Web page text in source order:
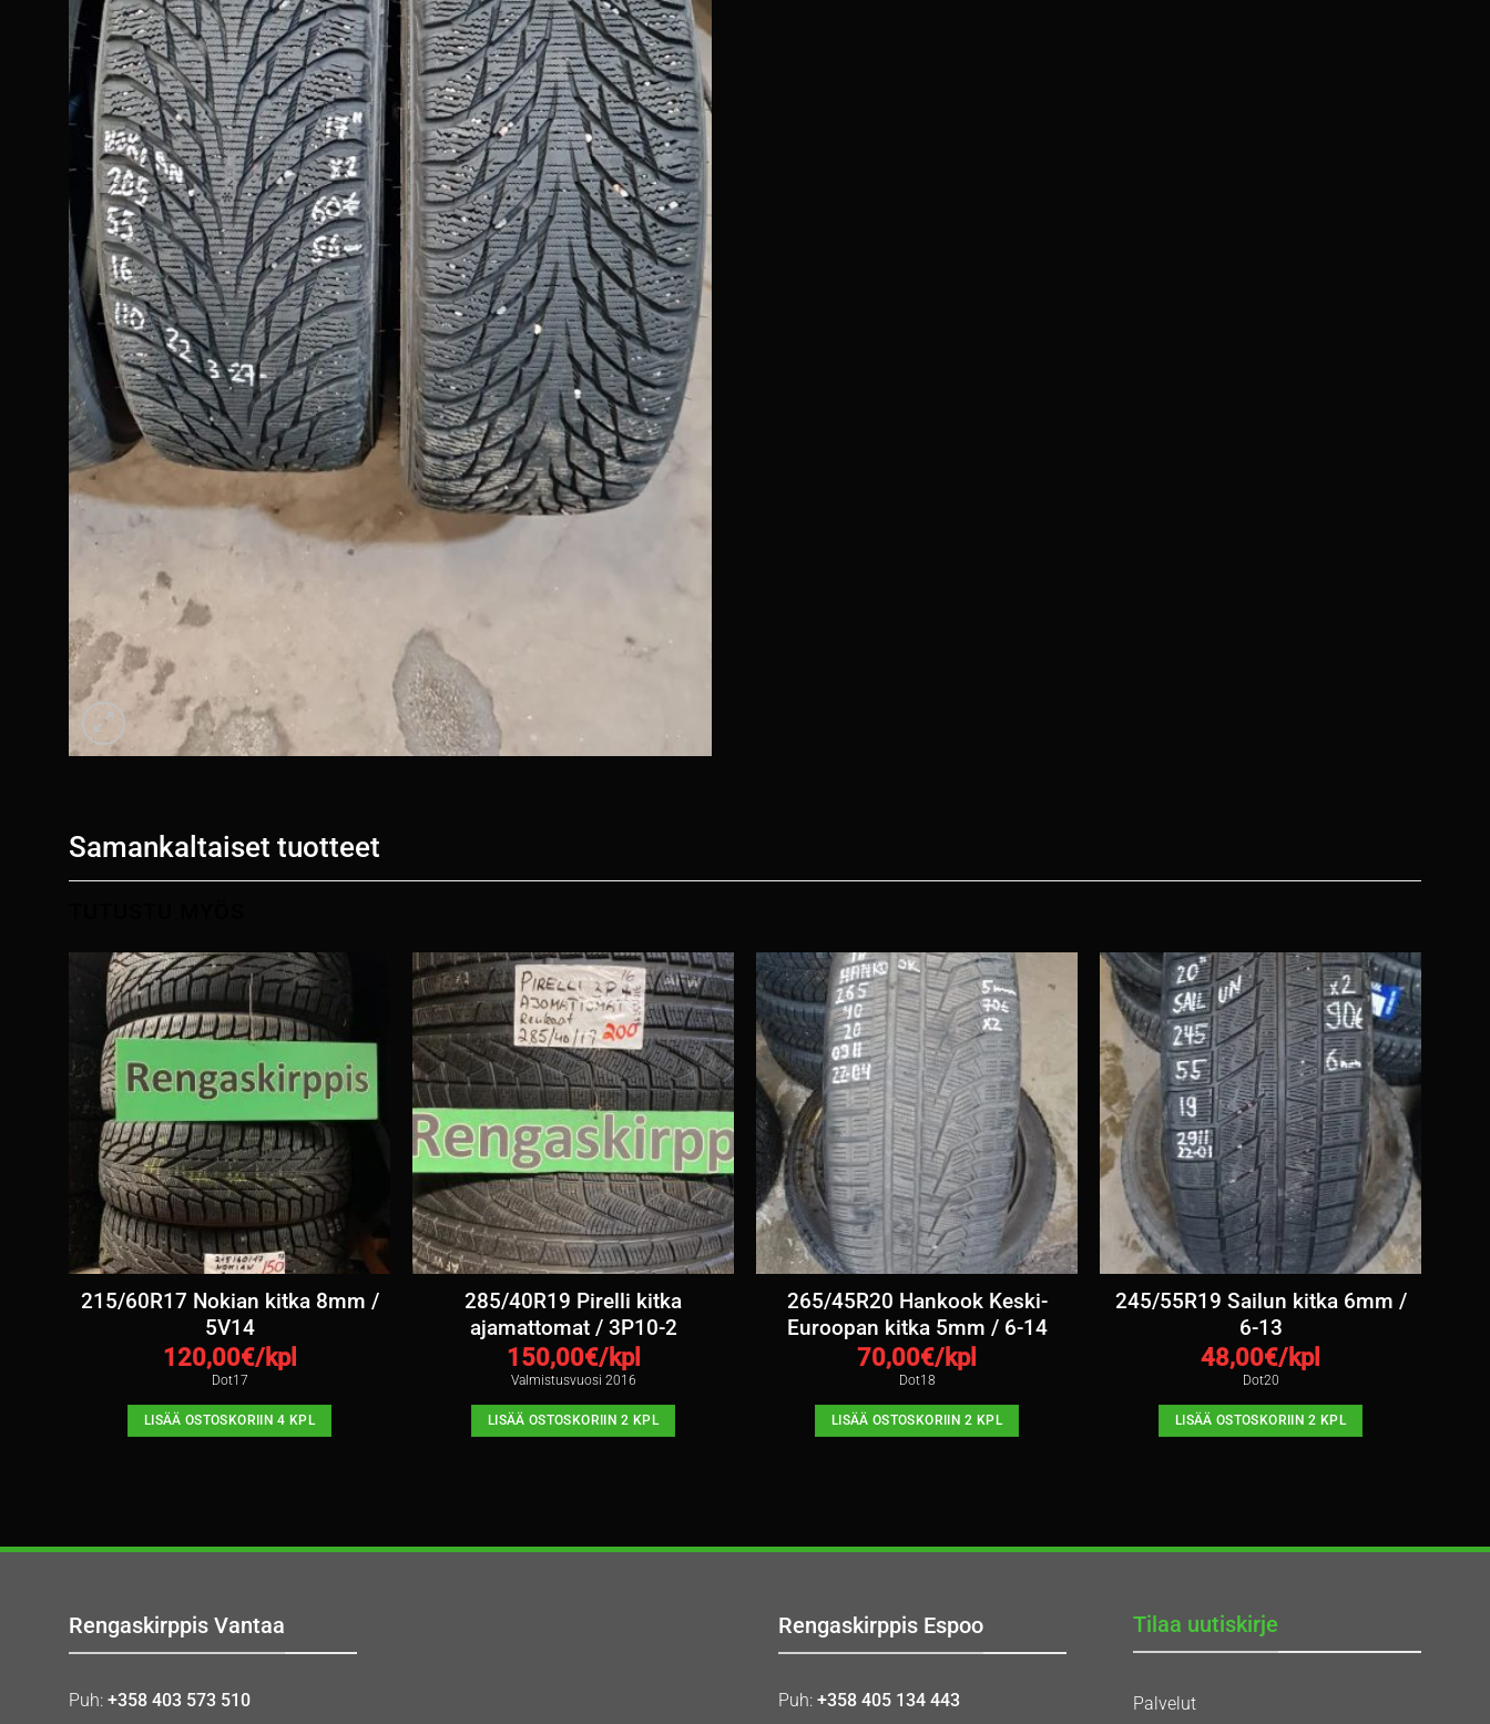
Samankaltaiset tuotteet
215/60R17 Nokian kitka 8mm /
5V14
120,00€/kpl
Dot17
LISÄÄ OSTOSKORIIN 4 KPL
285/40R19 Pirelli kitka
ajamattomat / 3P10-2
150,00€/kpl
Valmistusvuosi 2016
LISÄÄ OSTOSKORIIN 2 KPL
265/45R20 Hankook Keski-
Euroopan kitka 5mm / 6-14
70,00€/kpl
Dot18
LISÄÄ OSTOSKORIIN 2 KPL
245/55R19 Sailun kitka 6mm /
6-13
48,00€/kpl
Dot20
LISÄÄ OSTOSKORIIN 2 KPL
Rengaskirppis Vantaa
Puh: +358 403 573 510
Rengaskirppis Espoo
Puh: +358 405 134 443
Tilaa uutiskirje
Palvelut